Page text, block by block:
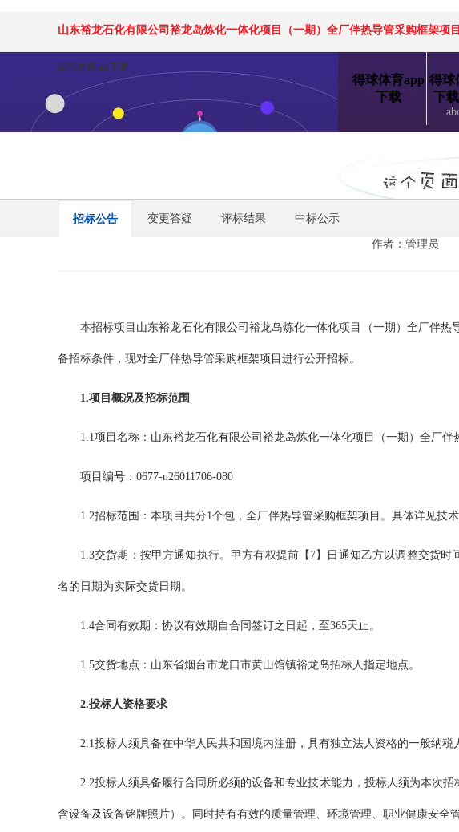
山东裕龙石化有限公司裕龙岛炼化一体化项目（一期）全厂伴热导管采购框架项
得球体育app下载
得球体育app
下载
得球
下
招标公告 变更答疑 评标结果 中标公示
作者：管理员
本招标项目山东裕龙石化有限公司裕龙岛炼化一体化项目（一期）全厂伴
备招标条件，现对全厂伴热导管采购框架项目进行公开招标。
1.项目概况及招标范围
1.1项目名称： 山东裕龙石化有限公司裕龙岛炼化一体化项目（一期）全厂伴
项目编号： 0677-n26011706-080
1.2招标范围：本项目共分1个包，全厂伴热导管采购框架项目。具体详见技术
1.3交货期：按甲方通知执行。甲方有权提前【7】日通知乙方以调整交货
名的日期为实际交货日期。
1.4合同有效期：协议有效期自合同签订之日起，至365天止。
1.5交货地点：山东省烟台市龙口市黄山馆镇裕龙岛招标人指定地点。
2.投标人资格要求
2.1投标人须具备在中华人民共和国境内注册，具有独立法人资格的一般纳税
2.2投标人须具备履行合同所必须的设备和专业技术能力，投标人须为本次招
含设备及设备铭牌照片）。同时持有有效的质量管理、环境管理、职业健康安全